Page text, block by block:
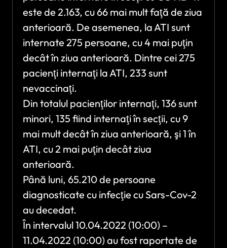
este de 2.163, cu 66 mai mult faţă de ziua
anterioară. De asemenea, la ATI sunt
internate 275 persoane, cu 4 mai puţin
decât în ziua anterioară. Dintre cei 275
pacienţi internaţi la ATI, 233 sunt
nevaccinaţi.
Din totalul pacienţilor internaţi, 136 sunt
minori, 135 fiind internaţi în secţii, cu 9
mai mult decât în ziua anterioară, şi 1 în
ATI, cu 2 mai puţin decât ziua
anterioară.
Până luni, 65.210 de persoane
diagnosticate cu infecţie cu Sars-Cov-2
au decedat.
În intervalul 10.04.2022 (10:00) –
11.04.2022 (10:00) au fost raportate de